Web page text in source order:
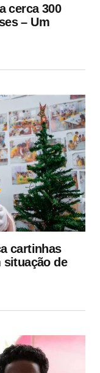
cerca 300
– Um
cartinhas
situação de